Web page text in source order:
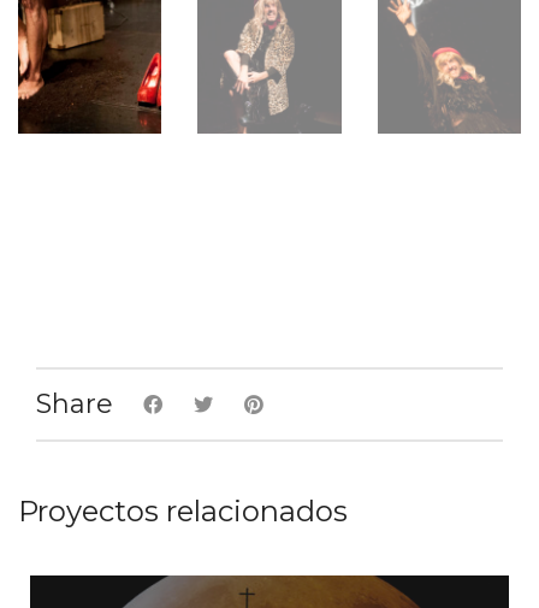
Share
Proyectos relacionados